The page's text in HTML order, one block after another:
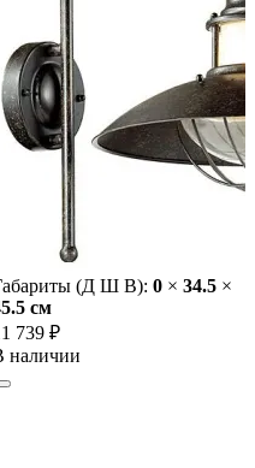
(Д Ш В): 0 × 34.5 ×
cм
739 ₽
наличии